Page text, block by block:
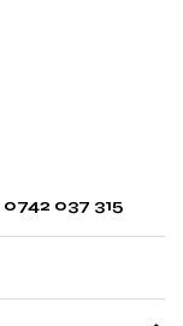
0742 037 315